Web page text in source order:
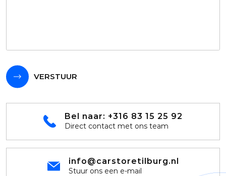
VERSTUUR
Bel naar: +316 83 15 25 92
Direct contact met ons team
info@carstoretilburg.nl
Stuur ons een e-mail